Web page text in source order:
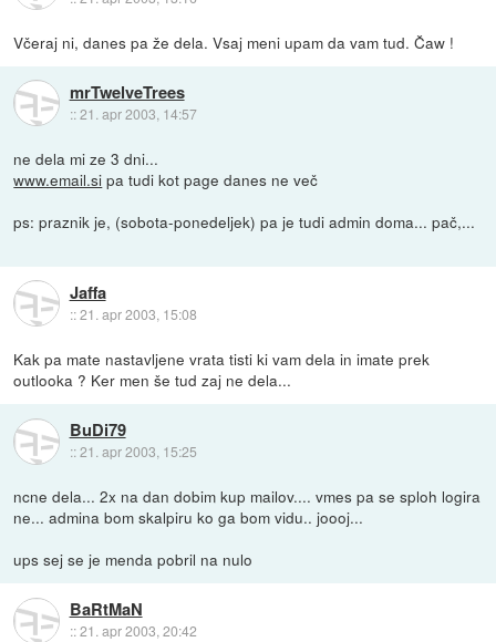
Včeraj ni, danes pa že dela. Vsaj meni upam da vam tud. Čaw !
mrTwelveTrees
::21. apr 2003, 14:57
ne dela mi ze 3 dni...
www.email.si pa tudi kot page danes ne več
ps: praznik je, (sobota-ponedeljek) pa je tudi admin doma... pač,...
Jaffa
::21. apr 2003, 15:08
Kak pa mate nastavljene vrata tisti ki vam dela in imate prek
outlooka ? Ker men še tud zaj ne dela...
BuDi79
::21. apr 2003, 15:25
ncne dela... 2x na dan dobim kup mailov.... vmes pa se sploh logira
ne... admina bom skalpiru ko ga bom vidu.. joooj...
ups sej se je menda pobril na nulo
BaRtMaN
::21. apr 2003, 20:42